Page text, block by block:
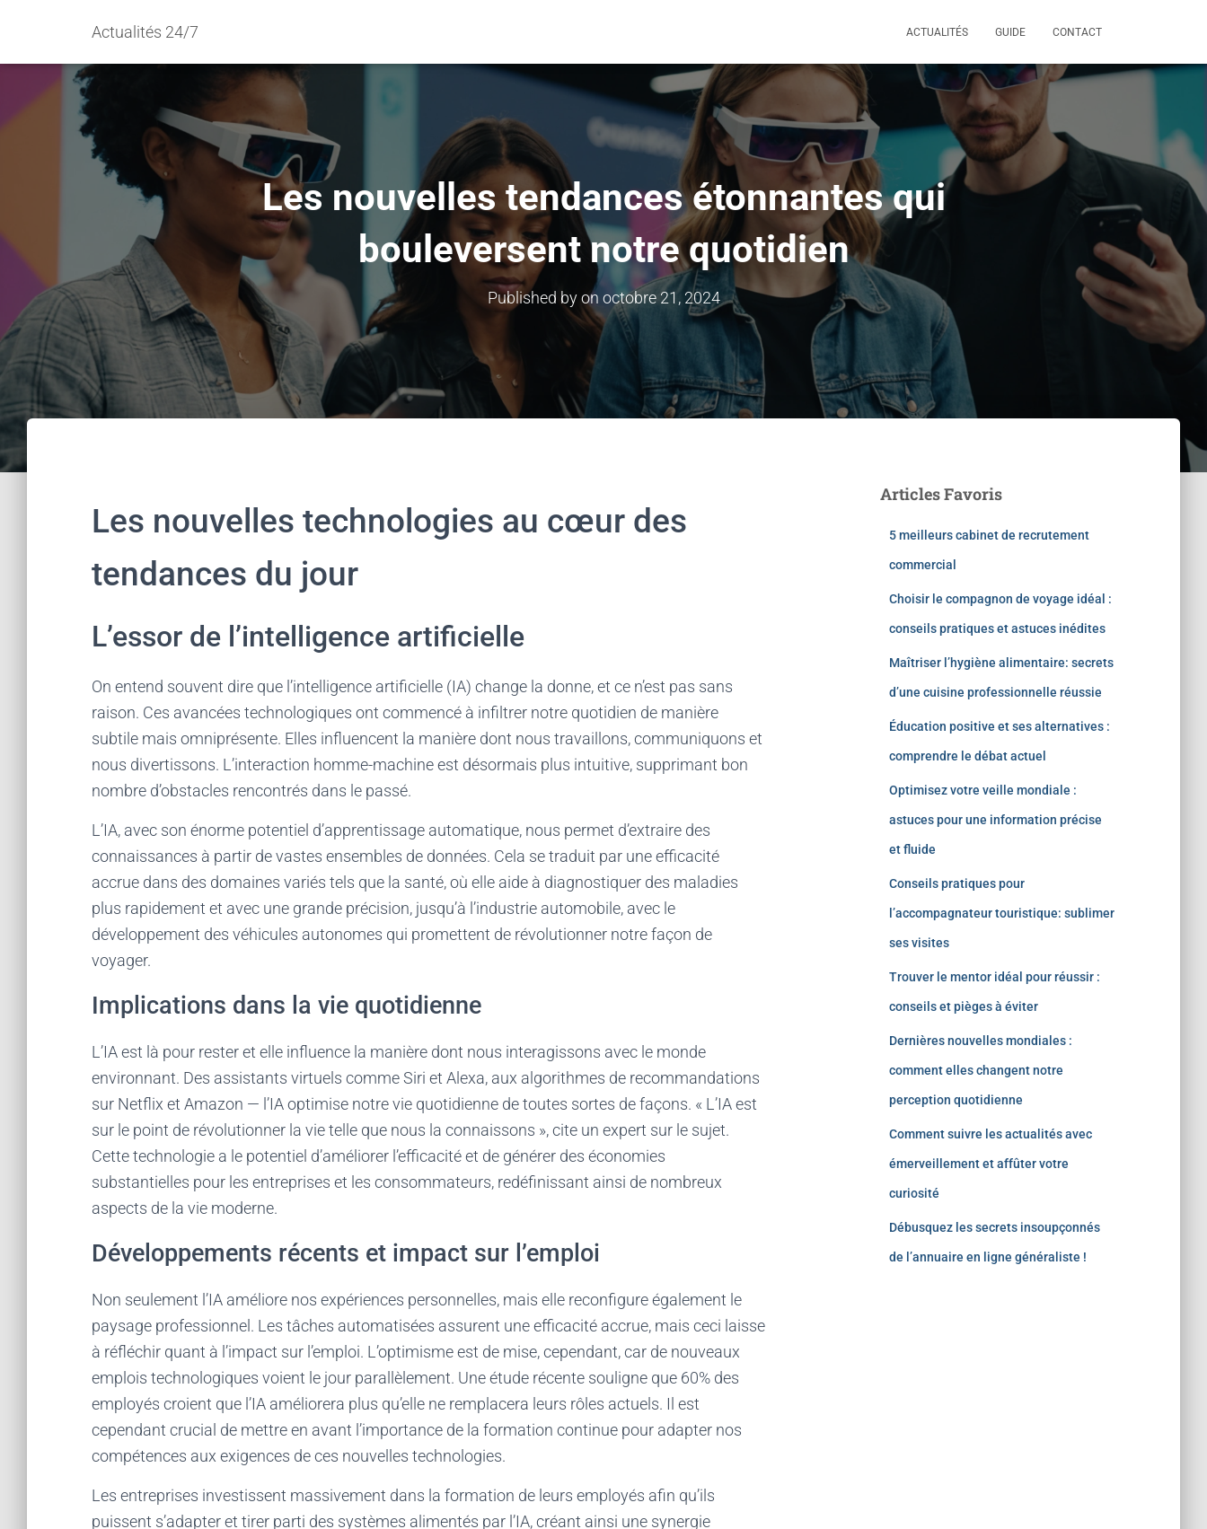
Actualités 24/7 ACTUALITÉS GUIDE CONTACT
Les nouvelles tendances étonnantes qui
bouleversent notre quotidien
Published byon octobre 21, 2024
Les nouvelles technologies au cœur des
tendances du jour
L’essor de l’intelligence artificielle
On entend souvent dire que l’intelligence artificielle (IA) change la donne, et ce n’est pas sans
raison. Ces avancées technologiques ont commencé à infiltrer notre quotidien de manière
subtile mais omniprésente. Elles influencent la manière dont nous travaillons, communiquons et
nous divertissons. L’interaction homme-machine est désormais plus intuitive, supprimant bon
nombre d’obstacles rencontrés dans le passé.
L’IA, avec son énorme potentiel d’apprentissage automatique, nous permet d’extraire des
connaissances à partir de vastes ensembles de données. Cela se traduit par une efficacité
accrue dans des domaines variés tels que la santé, où elle aide à diagnostiquer des maladies
plus rapidement et avec une grande précision, jusqu’à l’industrie automobile, avec le
développement des véhicules autonomes qui promettent de révolutionner notre façon de
voyager.
Implications dans la vie quotidienne
L’IA est là pour rester et elle influence la manière dont nous interagissons avec le monde
environnant. Des assistants virtuels comme Siri et Alexa, aux algorithmes de recommandations
sur Netflix et Amazon — l’IA optimise notre vie quotidienne de toutes sortes de façons. « L’IA est
sur le point de révolutionner la vie telle que nous la connaissons », cite un expert sur le sujet.
Cette technologie a le potentiel d’améliorer l’efficacité et de générer des économies
substantielles pour les entreprises et les consommateurs, redéfinissant ainsi de nombreux
aspects de la vie moderne.
Développements récents et impact sur l’emploi
Non seulement l’IA améliore nos expériences personnelles, mais elle reconfigure également le
paysage professionnel. Les tâches automatisées assurent une efficacité accrue, mais ceci laisse
à réfléchir quant à l’impact sur l’emploi. L’optimisme est de mise, cependant, car de nouveaux
emplois technologiques voient le jour parallèlement. Une étude récente souligne que 60% des
employés croient que l’IA améliorera plus qu’elle ne remplacera leurs rôles actuels. Il est
cependant crucial de mettre en avant l’importance de la formation continue pour adapter nos
compétences aux exigences de ces nouvelles technologies.
Les entreprises investissent massivement dans la formation de leurs employés afin qu’ils
puissent s’adapter et tirer parti des systèmes alimentés par l’IA, créant ainsi une synergie
Articles Favoris
5 meilleurs cabinet de recrutement
commercial
Choisir le compagnon de voyage idéal :
conseils pratiques et astuces inédites
Maîtriser l’hygiène alimentaire: secrets
d’une cuisine professionnelle réussie
Éducation positive et ses alternatives :
comprendre le débat actuel
Optimisez votre veille mondiale :
astuces pour une information précise
et fluide
Conseils pratiques pour
l’accompagnateur touristique: sublimer
ses visites
Trouver le mentor idéal pour réussir :
conseils et pièges à éviter
Dernières nouvelles mondiales :
comment elles changent notre
perception quotidienne
Comment suivre les actualités avec
émerveillement et affûter votre
curiosité
Débusquez les secrets insoupçonnés
de l’annuaire en ligne généraliste !